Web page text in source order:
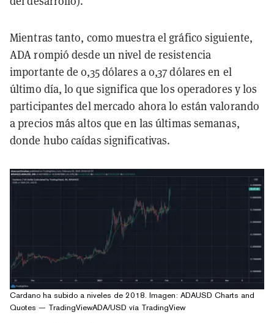
Mientras tanto, como muestra el gráfico siguiente,
ADA rompió desde un nivel de resistencia
importante de 0,35 dólares a 0,37 dólares en el
último día, lo que significa que los operadores y los
participantes del mercado ahora lo están valorando
a precios más altos que en las últimas semanas,
donde hubo caídas significativas.
Cardano ha subido a niveles de 2018. Imagen: ADAUSD Charts and
Quotes — TradingViewADA/USD vía TradingView